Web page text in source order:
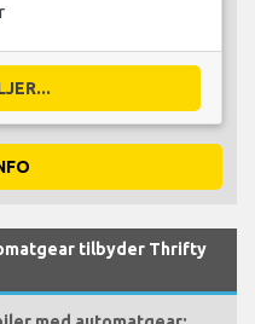
tilbyder Thrifty